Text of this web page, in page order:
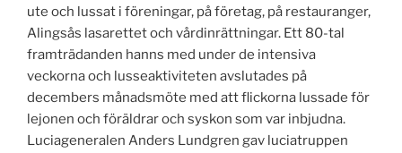
ute och lussat i föreningar, på företag, på restauranger,
Alingsås lasarettet och vårdinrättningar. Ett 80-tal
framträdanden hanns med under de intensiva
veckorna och lusseaktiviteten avslutades på
decembers månadsmöte med att flickorna lussade för
lejonen och föräldrar och syskon som var inbjudna.
Luciageneralen Anders Lundgren gav luciatruppen